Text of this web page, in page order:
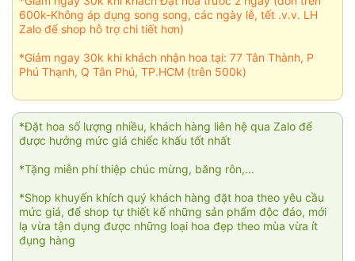
600k-Không áp dụng song song, các ngày lễ, tết .v.v. LH
Zalo để shop hỗ trợ chi tiết hơn)
*Giảm ngay 30k khi khách nhận hoa tại: 77 Tân Thành, P
Phú Thạnh, Q Tân Phú, TP.HCM (trên 500k)
*Đặt hoa số lượng nhiều, khách hàng liên hệ qua Zalo để
được hưởng mức giá chiếc khấu tốt nhất
*Tặng miễn phí thiệp chúc mừng, băng rôn,...
*Shop khuyến khích quý khách hàng đặt hoa theo yêu cầu
mức giá, để shop tự thiết kế những sản phẩm độc đáo, mới
lạ vừa tận dụng được những loại hoa đẹp theo mùa vừa ít
đụng hàng